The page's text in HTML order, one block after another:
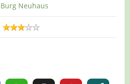
Burg Neuhaus